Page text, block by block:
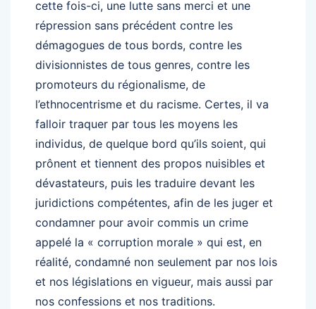
cette fois-ci, une lutte sans merci et une
répression sans précédent contre les
démagogues de tous bords, contre les
divisionnistes de tous genres, contre les
promoteurs du régionalisme, de
l’ethnocentrisme et du racisme. Certes, il va
falloir traquer par tous les moyens les
individus, de quelque bord qu’ils soient, qui
prônent et tiennent des propos nuisibles et
dévastateurs, puis les traduire devant les
juridictions compétentes, afin de les juger et
condamner pour avoir commis un crime
appelé la « corruption morale » qui est, en
réalité, condamné non seulement par nos lois
et nos législations en vigueur, mais aussi par
nos confessions et nos traditions.